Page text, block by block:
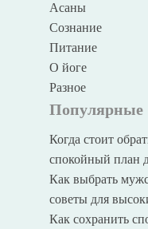
Асаны
Сознание
Питание
О йоге
Разное
Популярные
Когда стоит
спокойный план
Как выбрать
советы для
Как сохранить